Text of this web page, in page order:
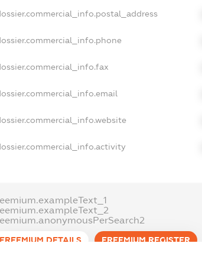
FREEMIUM.DETAILS FREEMIUM.REGISTER